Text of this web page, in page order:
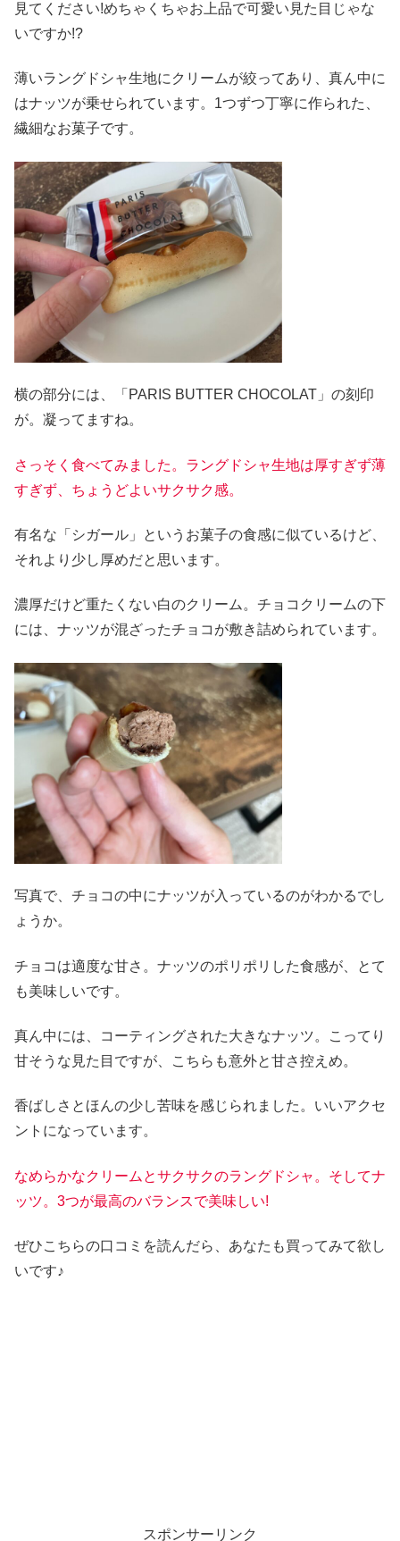
見てください!めちゃくちゃお上品で可愛い見た目じゃな
いですか!?
薄いラングドシャ生地にクリームが絞ってあり、真ん中に
はナッツが乗せられています。1つずつ丁寧に作られた、
繊細なお菓子です。
横の部分には、「PARIS BUTTER CHOCOLAT」の刻印
が。凝ってますね。
さっそく食べてみました。ラングドシャ生地は厚すぎず薄
すぎず、ちょうどよいサクサク感。
有名な「シガール」というお菓子の食感に似ているけど、
それより少し厚めだと思います。
濃厚だけど重たくない白のクリーム。チョコクリームの下
には、ナッツが混ざったチョコが敷き詰められています。
写真で、チョコの中にナッツが入っているのがわかるでし
ょうか。
チョコは適度な甘さ。ナッツのポリポリした食感が、とて
も美味しいです。
真ん中には、コーティングされた大きなナッツ。こってり
甘そうな見た目ですが、こちらも意外と甘さ控えめ。
香ばしさとほんの少し苦味を感じられました。いいアクセ
ントになっています。
なめらかなクリームとサクサクのラングドシャ。そしてナ
ッツ。3つが最高のバランスで美味しい!
ぜひこちらの口コミを読んだら、あなたも買ってみて欲し
いです♪
スポンサーリンク